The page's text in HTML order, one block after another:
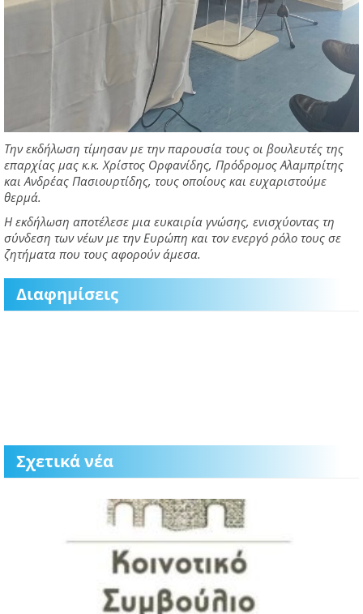
Την εκδήλωση τίμησαν με την παρουσία τους οι βουλευτές της
επαρχίας μας κ.κ. Χρίστος Ορφανίδης, Πρόδρομος Αλαμπρίτης
και Ανδρέας Πασιουρτίδης, τους οποίους και ευχαριστούμε
θερμά.
Η εκδήλωση αποτέλεσε μια ευκαιρία γνώσης, ενισχύοντας τη
σύνδεση των νέων με την Ευρώπη και τον ενεργό ρόλο τους σε
ζητήματα που τους αφορούν άμεσα.
Διαφημίσεις
Σχετικά νέα